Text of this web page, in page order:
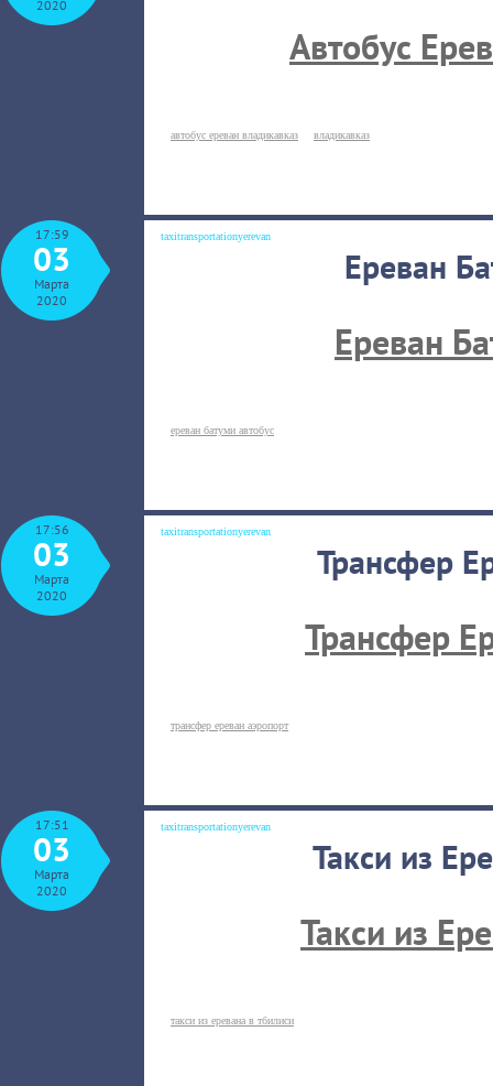
2020
Автобус
автобус ереван владикавказ владикавказ
17:59
03
Марта
2020
taxitransportationyerevan
Ереван
Ереван
ереван батуми автобус
17:56
03
Марта
2020
taxitransportationyerevan
Трансфер
Трансфер
трансфер ереван аэропорт
17:51
03
Марта
2020
taxitransportationyerevan
Такси из
Такси из
такси из еревана в тбилиси